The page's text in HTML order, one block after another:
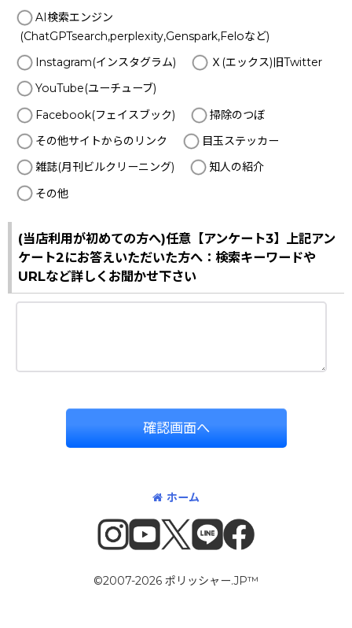
AI検索エンジン
(ChatGPTsearch,perplexity,Genspark,Feloなど)
Instagram(インスタグラム)
Ｘ(エックス)旧Twitter
YouTube(ユーチューブ)
Facebook(フェイスブック)
掃除のつぼ
その他サイトからのリンク
目玉ステッカー
雑誌(月刊ビルクリーニング)
知人の紹介
その他
(当店利用が初めての方へ)任意【アンケート3】上記アン
ケート2にお答えいただいた方へ：検索キーワードや
URLなど詳しくお聞かせ下さい
確認画面へ
ホーム
©2007-2026 ポリッシャー.JP™